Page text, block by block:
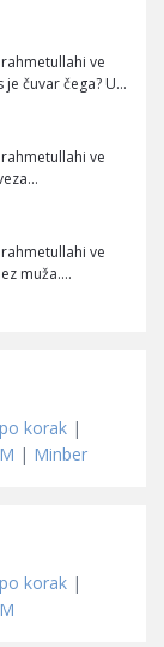
ve
čuvar čega? U…
ve
ve
muža.…
korak |
| Minber
korak |